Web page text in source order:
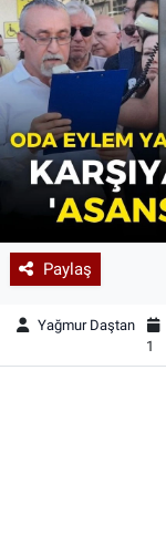
Paylaş
Yağmur Daştan
1